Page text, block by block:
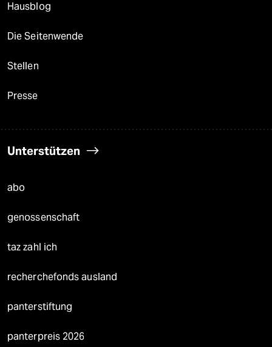
Hausblog
Die Seitenwende
Stellen
Presse
Unterstützen
abo
genossenschaft
taz zahl ich
recherchefonds ausland
panterstiftung
panterpreis 2026